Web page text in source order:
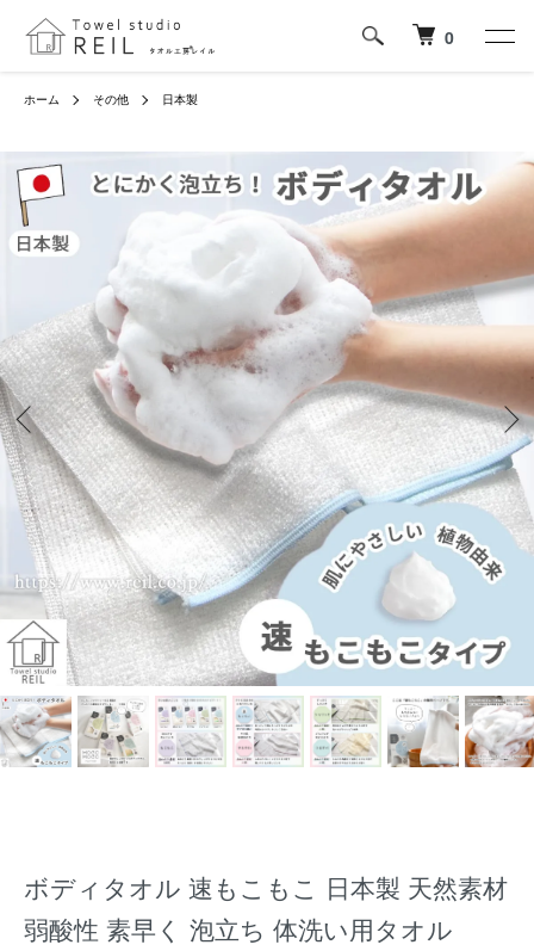
0
ホーム その他 日本製
ボディタオル 速もこもこ 日本製 天然素材
弱酸性 素早く 泡立ち 体洗い用タオル